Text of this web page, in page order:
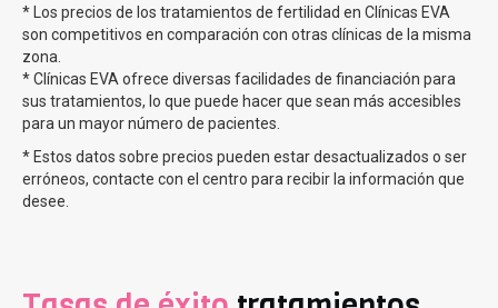
En Clinicas Eva, contamos con más de 200 especialistas
que brindan asesoramiento, acompañamiento y
preparación para los tratamientos de reproducción
asistida. Somos la clínica preferida para el método ROPA
por las pacientes en España.
Cada caso que llega a Clínicas Eva es diferente, pero
frecuentemente nos encontramos con dudas y preguntas
que estamos encantados de poder asesorar a todas
el donante de semen, donde informamos que en España
* Los precios de los tratamientos de fertilidad en Clínicas EVA
son competitivos en comparación con otras clínicas de la misma
zona.
* Clínicas EVA ofrece diversas facilidades de financiación para
sus tratamientos, lo que puede hacer que sean más accesibles
para un mayor número de pacientes.
* Estos datos sobre precios pueden estar desactualizados o ser
erróneos, contacte con el centro para recibir la información que
desee.